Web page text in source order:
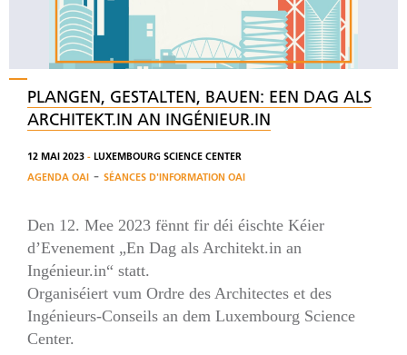
PLANGEN, GESTALTEN, BAUEN: EEN DAG ALS
ARCHITEKT.IN AN INGÉNIEUR.IN
12 MAI 2023 - LUXEMBOURG SCIENCE CENTER
AGENDA OAI - SÉANCES D'INFORMATION OAI
Den 12. Mee 2023 fënnt fir déi éischte Kéier
d’Evenement „En Dag als Architekt.in an
Ingénieur.in“ statt.
Organiséiert vum Ordre des Architectes et des
Ingénieurs-Conseils an dem Luxembourg Science
Center.